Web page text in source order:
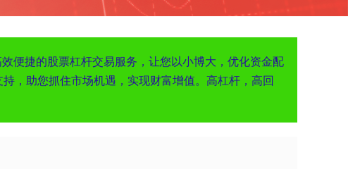
便捷的股票杠杆交易服务，让您以小博大，优化资金配
，助您抓住市场机遇，实现财富增值。高杠杆，高回